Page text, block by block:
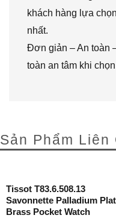
khách hàng lựa
nhất.
Đơn giản – An toàn
toàn an tâm khi
Sản Phẩm Liên
Tissot T83.6.508.13
Savonnette Palladium
Brass Pocket Watch